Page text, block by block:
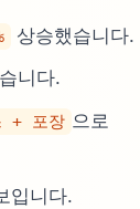
상승했습니다.
니다.
+ 포장 으로
입니다.